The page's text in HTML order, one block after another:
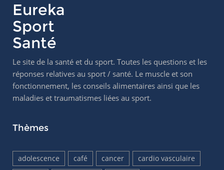
Eureka
Sport
Santé
Le site de la santé et du sport. Toutes les questions et les
réponses relatives au sport / santé. Le muscle et son
fonctionnement, les conseils alimentaires ainsi que les
maladies et traumatismes liées au sport.
Thèmes
adolescence café cancer
cardio vasculaire